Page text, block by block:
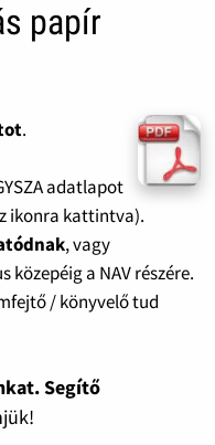
papír
.
adatlapot
ikonra kattintva).
, vagy
közepéig a NAV részére.
/ könyvelő tud
Segítő